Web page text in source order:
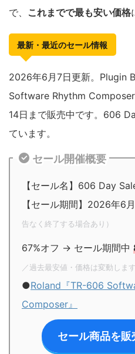
で、 これまでで最も安い価格
最新・最近のセール情報
2026年6月7日更新。Plugin
Software Rhythm
14日まで販売中です。606
ています。
セール開催概要
【セール名】606 Day
【セール期間】2026年6
告なく終了する場合あり）
67%オフ → セール期間中
／過去最安値・価格は変動します
●Roland『TR-606
Composer』
セール商品を